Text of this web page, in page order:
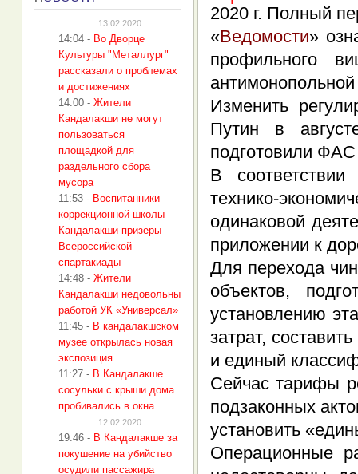
2020 г. Полный
«Ведомости»
профильного
Изменить
Путин в
подготовили
В
технико-
одинаковой
приложении к
Для перехода
объектов,
установлению
затрат,
и единый
Сейчас тарифы
подзаконных
установить
Операционные
13.02.2020
14:04 - Во Дворце
Культуры "Металлург"
рассказали о проблемах
и достижениях
14:00 - Жители
Кандалакши не могут
пользоваться
площадкой для
раздельного сбора
мусора
11:53 - Воспитанники
коррекционной школы
Кандалакши призеры
Всероссийской
спартакиады
14:48 - Жители
Кандалакши недовольны
работой УК «Универсал»
11:45 - В кандалакшском
музее открылась новая
экспозиция
11:27 - В Кандалакше
сосульки с крыши дома
пробивались в окна
12.02.2020
19:46 - В Кандалакше за
покушение на убийство
осудили пассажира